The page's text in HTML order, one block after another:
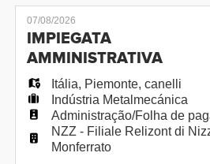
una piccola residenza per anziani,
a tempo determinato, con
assunzione a tempo indeterminato.
lavoro: Tro
07/08/2026
IMPIEGATA
AMMINISTRATIVA
Itália, Piemonte, canelli
Indústria Metalmecánica
Administração/Folha de
NZZ - Filiale Relizont di
Monferrato